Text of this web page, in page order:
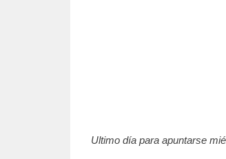
Ultimo día para apuntarse